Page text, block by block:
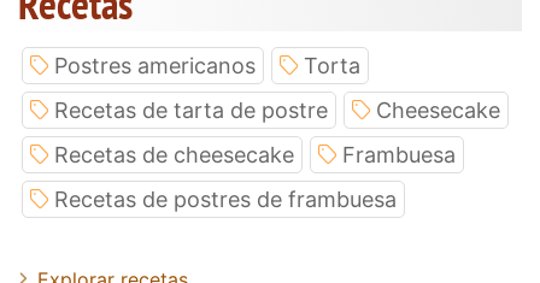
Postres americanos
Torta
Recetas de tarta de postre
Cheesecake
Recetas de cheesecake
Frambuesa
Recetas de postres de frambuesa